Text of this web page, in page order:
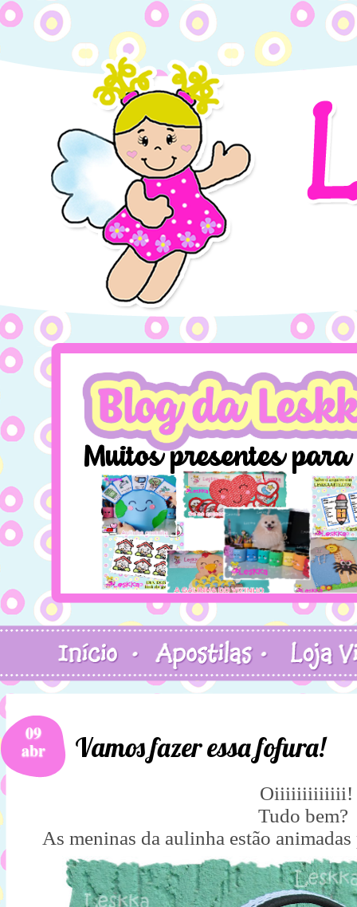
09
abr Vamos fazer essa fofura!
Oiiiiiiiiiiiii!
Tudo bem?
As meninas da aulinha estão